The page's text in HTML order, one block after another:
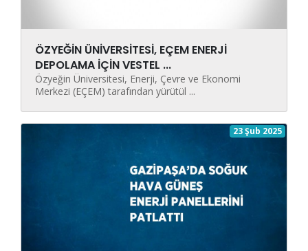
ÖZYEĞİN ÜNİVERSİTESİ, EÇEM ENERJİ
DEPOLAMA İÇİN VESTEL ...
Özyeğin Üniversitesi, Enerji, Çevre ve Ekonomi
Merkezi (EÇEM) tarafından yürütül ...
23 Şub 2025